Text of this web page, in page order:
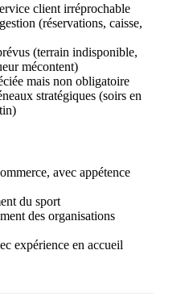
client irréprochable
(réservations, caisse,
(terrain indisponible,
mécontent)
mais non obligatoire
stratégiques (soirs en
avec appétence
du sport
des organisations
expérience en accueil